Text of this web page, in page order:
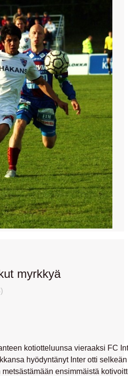
myrkkyä
kotiotteluunsa vieraaksi FC
hyödyntänyt Inter otti
ensimmäistä